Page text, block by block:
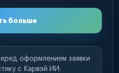
больше
оформлением заявки
с Карвэй ИИ: